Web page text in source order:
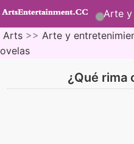
Arte y
Arts >> Arte y
ovelas
¿Qué rima